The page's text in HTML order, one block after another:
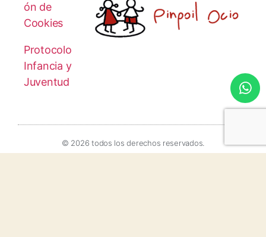
ón de
Cookies
Protocolo
Infancia y
Juventud
© 2026 todos los derechos reservados.